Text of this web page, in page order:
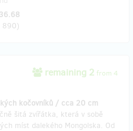
890)
remaining 2 from 4
kočovníků / cca 20 cm
šitá zvířátka, která v sobě
míst dalekého Mongolska. Od